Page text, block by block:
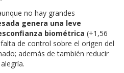
no hay grandes
genera una leve
biométrica (+1,56
de control sobre el origen del
además de también reducir